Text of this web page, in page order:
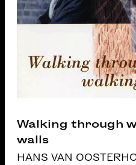
Walking through
walls
HANS VAN